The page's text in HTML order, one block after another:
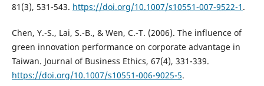
81(3), 531-543. https://doi.org/10.1007/s10551-007-9522-1 .
Chen, Y.-S., Lai, S.-B., & Wen, C.-T. (2006). The influence of
green innovation performance on corporate advantage in
Taiwan. Journal of Business Ethics, 67(4), 331-339.
https://doi.org/10.1007/s10551-006-9025-5.